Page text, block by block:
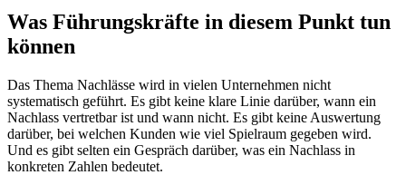
Was Führungskräfte in diesem Punkt tun
können
Das Thema Nachlässe wird in vielen Unternehmen nicht
systematisch geführt. Es gibt keine klare Linie darüber, wann ein
Nachlass vertretbar ist und wann nicht. Es gibt keine Auswertung
darüber, bei welchen Kunden wie viel Spielraum gegeben wird.
Und es gibt selten ein Gespräch darüber, was ein Nachlass in
konkreten Zahlen bedeutet.